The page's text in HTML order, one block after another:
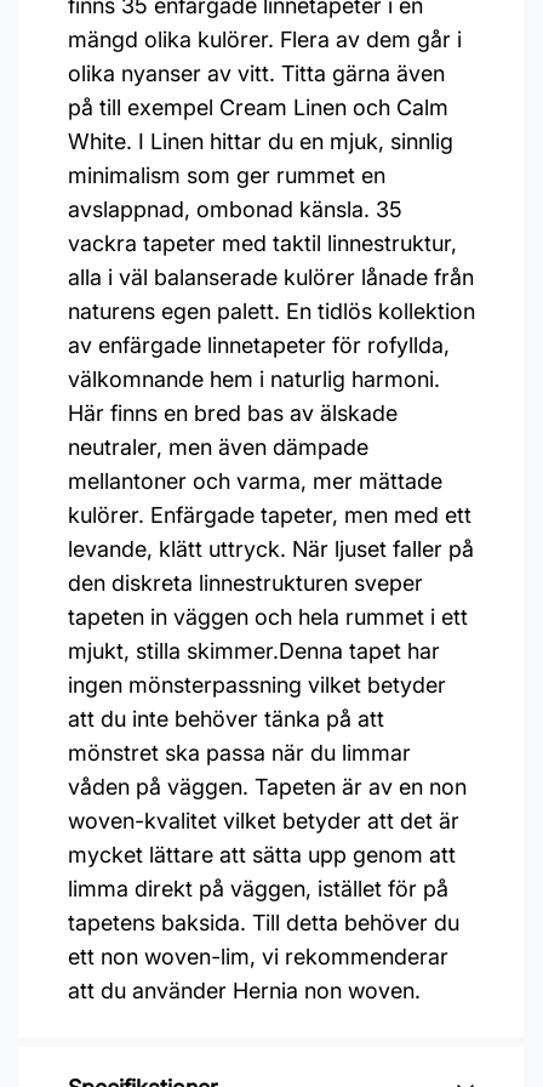
finns 35 enfärgade linnetapeter i en
mängd olika kulörer. Flera av dem går i
olika nyanser av vitt. Titta gärna även
på till exempel Cream Linen och Calm
White. I Linen hittar du en mjuk, sinnlig
minimalism som ger rummet en
avslappnad, ombonad känsla. 35
vackra tapeter med taktil linnestruktur,
alla i väl balanserade kulörer lånade från
naturens egen palett. En tidlös kollektion
av enfärgade linnetapeter för rofyllda,
välkomnande hem i naturlig harmoni.
Här finns en bred bas av älskade
neutraler, men även dämpade
mellantoner och varma, mer mättade
kulörer. Enfärgade tapeter, men med ett
levande, klätt uttryck. När ljuset faller på
den diskreta linnestrukturen sveper
tapeten in väggen och hela rummet i ett
mjukt, stilla skimmer.Denna tapet har
ingen mönsterpassning vilket betyder
att du inte behöver tänka på att
mönstret ska passa när du limmar
våden på väggen. Tapeten är av en non
woven-kvalitet vilket betyder att det är
mycket lättare att sätta upp genom att
limma direkt på väggen, istället för på
tapetens baksida. Till detta behöver du
ett non woven-lim, vi rekommenderar
att du använder Hernia non woven.